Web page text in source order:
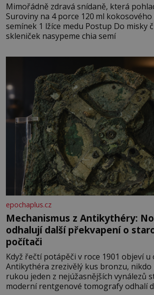
Mimořádně zdravá snídaně, která
Suroviny na 4 porce 120 ml kokosového mléka 30 g chia
semínek 1 lžíce medu Postup Do misky či přímo do
skleniček nasypeme chia semí
epochaplus.cz
Mechanismus z Antikythéry:
odhalují další překvapení o
počítači
Když řečtí potápěči v roce 1901 objeví u
Antikythéra zrezivělý kus bronzu, nikdo
rukou jeden z nejúžasnějších vynálezů
moderní rentgenové tomografy odhalí